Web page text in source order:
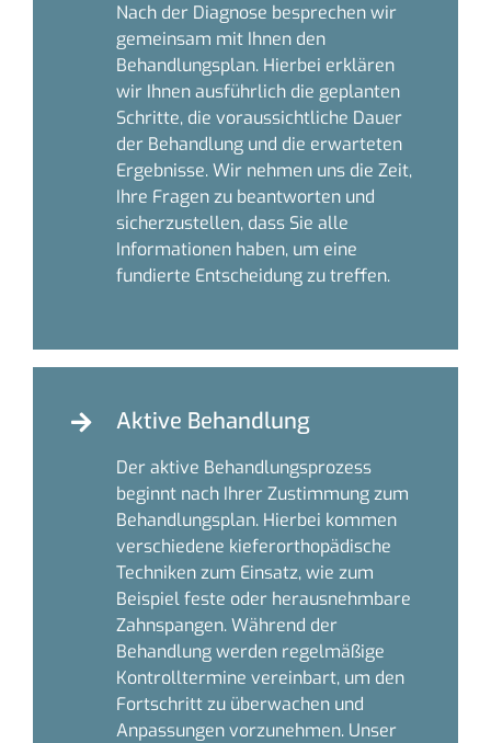
Nach der Diagnose besprechen wir
gemeinsam mit Ihnen den
Behandlungsplan. Hierbei erklären
wir Ihnen ausführlich die geplanten
Schritte, die voraussichtliche Dauer
der Behandlung und die erwarteten
Ergebnisse. Wir nehmen uns die Zeit,
Ihre Fragen zu beantworten und
sicherzustellen, dass Sie alle
Informationen haben, um eine
fundierte Entscheidung zu treffen.
Aktive Behandlung
Der aktive Behandlungsprozess
beginnt nach Ihrer Zustimmung zum
Behandlungsplan. Hierbei kommen
verschiedene kieferorthopädische
Techniken zum Einsatz, wie zum
Beispiel feste oder herausnehmbare
Zahnspangen. Während der
Behandlung werden regelmäßige
Kontrolltermine vereinbart, um den
Fortschritt zu überwachen und
Anpassungen vorzunehmen. Unser